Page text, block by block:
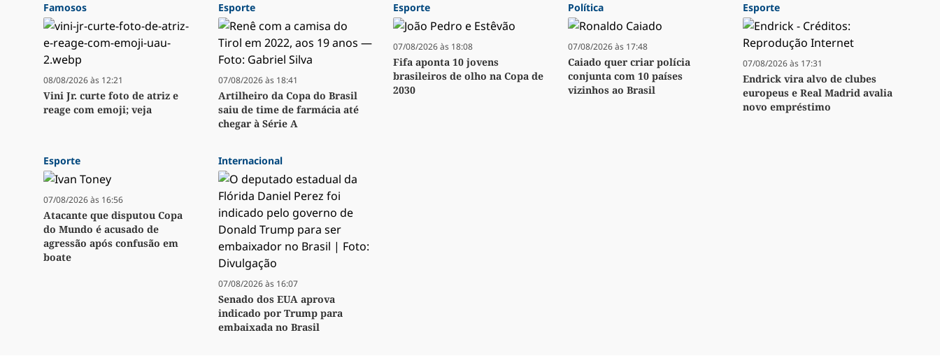
Famosos
08/08/2026 às 12:21
Vini Jr. curte foto de atriz e
reage com emoji; veja
Esporte
07/08/2026 às 18:41
Artilheiro da Copa do Brasil
saiu de time de farmácia até
chegar à Série A
Esporte
07/08/2026 às 18:08
Fifa aponta 10 jovens
brasileiros de olho na Copa de
2030
Política
07/08/2026 às 17:48
Caiado quer criar polícia
conjunta com 10 países
vizinhos ao Brasil
Esporte
07/08/2026 às 17:31
Endrick vira alvo de clubes
europeus e Real Madrid avalia
novo empréstimo
Esporte
07/08/2026 às 16:56
Atacante que disputou Copa
do Mundo é acusado de
agressão após confusão em
boate
Internacional
07/08/2026 às 16:07
Senado dos EUA aprova
indicado por Trump para
embaixada no Brasil